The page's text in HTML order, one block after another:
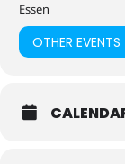
Essen
OTHER EVENTS